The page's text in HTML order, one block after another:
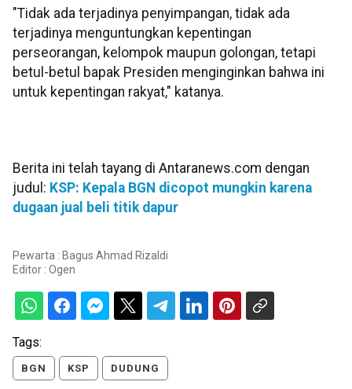
"Tidak ada terjadinya penyimpangan, tidak ada
terjadinya menguntungkan kepentingan
perseorangan, kelompok maupun golongan, tetapi
betul-betul bapak Presiden menginginkan bahwa ini
untuk kepentingan rakyat," katanya.
Berita ini telah tayang di Antaranews.com dengan
judul: KSP: Kepala BGN dicopot mungkin karena
dugaan jual beli titik dapur
Pewarta : Bagus Ahmad Rizaldi
Editor : Ogen
Tags:
BGN KSP DUDUNG